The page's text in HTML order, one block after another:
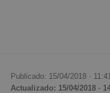
Publicado: 15/04/2018 · 11:41
Actualizado: 15/04/2018 ·